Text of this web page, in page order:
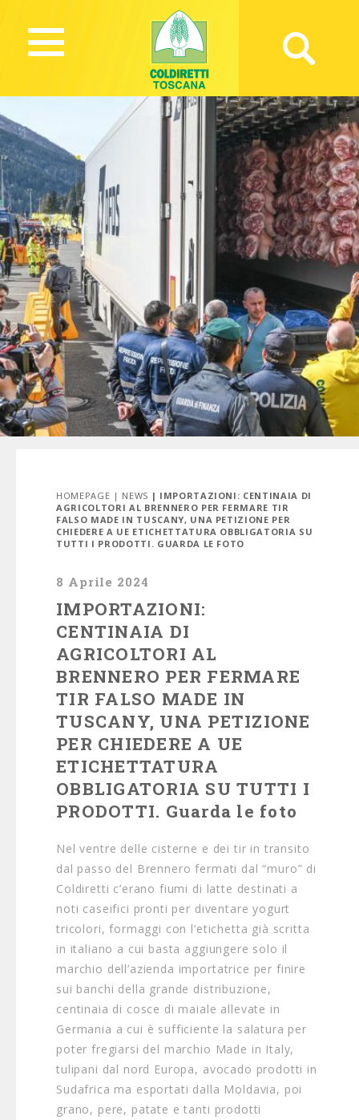
HOMEPAGE | NEWS | IMPORTAZIONI: CENTINAIA DI
AGRICOLTORI AL BRENNERO PER FERMARE TIR
FALSO MADE IN TUSCANY, UNA PETIZIONE PER
CHIEDERE A UE ETICHETTATURA OBBLIGATORIA SU
TUTTI I PRODOTTI. GUARDA LE FOTO
8 Aprile 2024
IMPORTAZIONI:
CENTINAIA DI
AGRICOLTORI AL
BRENNERO PER FERMARE
TIR FALSO MADE IN
TUSCANY, UNA PETIZIONE
PER CHIEDERE A UE
ETICHETTATURA
OBBLIGATORIA SU TUTTI I
PRODOTTI. Guarda le foto
Nel ventre delle cisterne e dei tir in transito
dal passo del Brennero fermati dal “muro” di
Coldiretti c’erano fiumi di latte destinati a
noti caseifici pronti per diventare yogurt
tricolori, formaggi con l’etichetta già scritta
in italiano a cui basta aggiungere solo il
marchio dell’azienda importatrice per finire
sui banchi della grande distribuzione,
centinaia di cosce di maiale allevate in
Germania a cui è sufficiente la salatura per
poter fregiarsi del marchio Made in Italy,
tulipani dal nord Europa, avocado prodotti in
Sudafrica ma esportati dalla Moldavia, poi
grano, pere, patate e tanti prodotti